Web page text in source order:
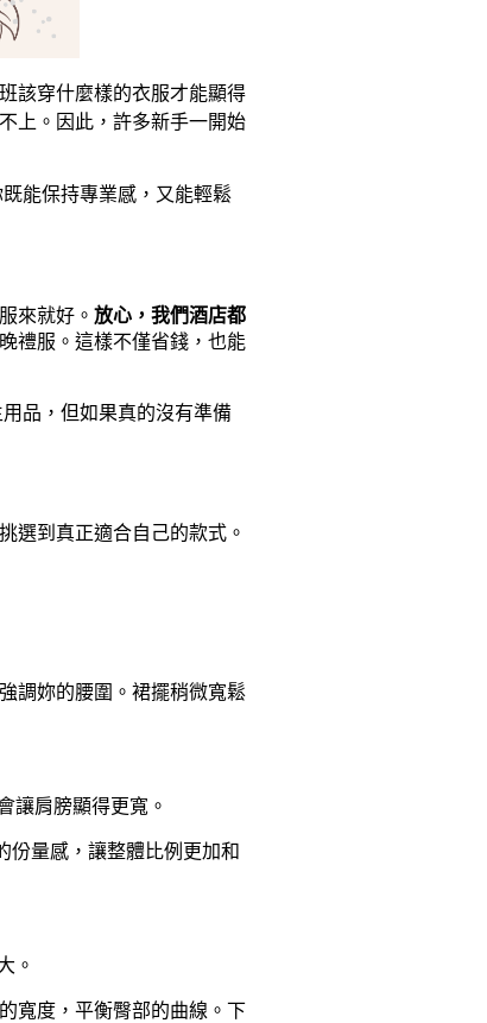
該穿什麼樣的衣服才能顯得
上。因此，許多新手一開始
能保持專業感，又能輕鬆
來就好。 放心，我們酒店都
禮服。這樣不僅省錢，也能
品，但如果真的沒有準備
選到真正適合自己的款式。
調妳的腰圍。裙擺稍微寬鬆
讓肩膀顯得更寬。
份量感，讓整體比例更加和
。
寬度，平衡臀部的曲線。下